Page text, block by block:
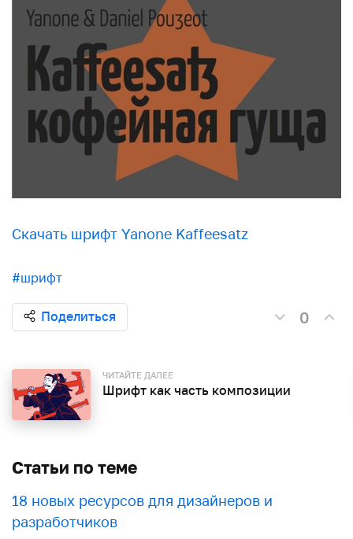
Скачать шрифт Yanone Kaffeesatz
#шрифт
Поделиться 0
ЧИТАЙТЕ ДАЛЕЕ
Шрифт как часть композиции
Статьи по теме
18 новых ресурсов для дизайнеров и
разработчиков